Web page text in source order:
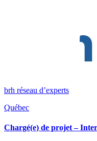
brh réseau d’experts
Québec
Chargé(e) de projet –